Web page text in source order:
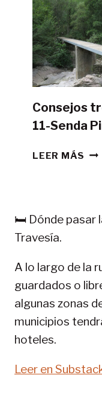
DE
Consejos
11-Senda
LEER MÁS
11-
🛏️ Dónde pasar
Travesía.
A lo largo de la
guardados o
algunas zonas
municipios
hoteles.
Leer en